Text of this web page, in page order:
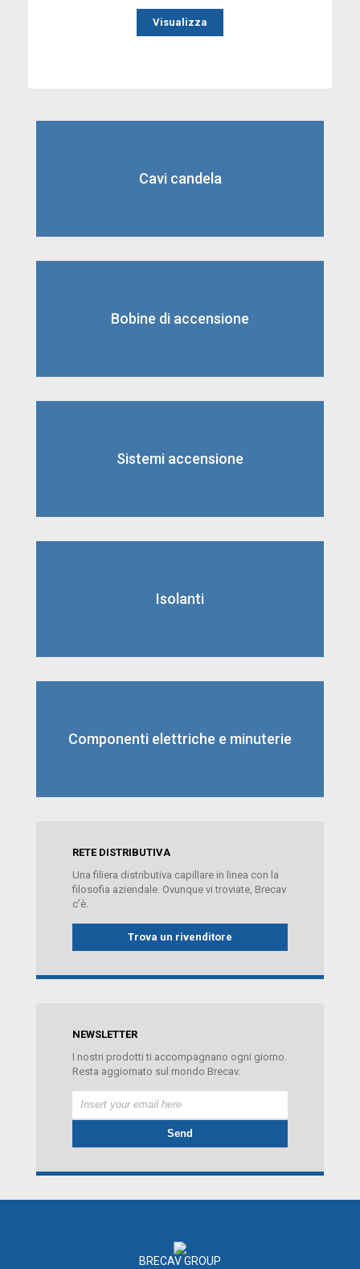
Visualizza
Cavi candela
Bobine di accensione
Sistemi accensione
Isolanti
Componenti elettriche e minuterie
RETE DISTRIBUTIVA
Una filiera distributiva capillare in linea con la
filosofia aziendale. Ovunque vi troviate, Brecav
c’è.
Trova un rivenditore
NEWSLETTER
I nostri prodotti ti accompagnano ogni giorno.
Resta aggiornato sul mondo Brecav.
BRECAV GROUP